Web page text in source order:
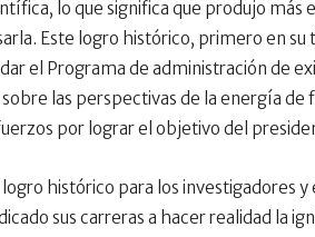
lo que significa que produjo más
Este logro histórico, primero en
el Programa de administración de
las perspectivas de la energía
por lograr el objetivo del
logro histórico para los investigadores
sus carreras a hacer realidad la